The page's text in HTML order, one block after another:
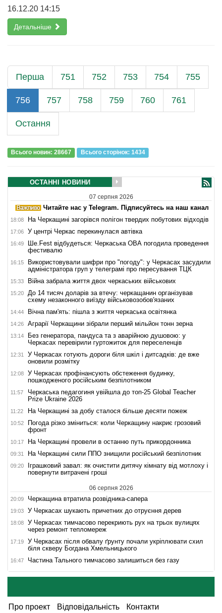
16.12.20 14:15
Детальніше
Перша 751 752 753 754 755
756 757 758 759 760 761
Остання
Всього новин: 28667 Всього сторiнок: 1434
ОСТАННІ НОВИНИ
07 серпня 2026
Читайте нас у Telegram. Підписуйтесь на наш канал
18:08 На Черкащині загорівся полігон твердих побутових відходів
17:06 У центрі Черкас перекинулася автівка
16:49
Ше.Fest відбудеться: Черкаська ОВА погодила проведення
фестивалю
16:15
Використовували шифри про "погоду": у Черкасах засудили
адміністратора груп у телеграмі про пересування ТЦК
15:33 Війна забрала життя двох черкаських військових
15:20
До 14 тисяч доларів за втечу: черкащанин організував
схему незаконного виїзду військовозобов'язаних
14:44 Вічна пам'ять: пішла з життя черкаська освітянка
14:26 Аграрії Черкащини зібрали перший мільйон тонн зерна
13:14
Без генератора, пандуса та з аварійною душовою: у
Черкасах перевірили гуртожиток для переселенців
12:31
У Черкасах готують дороги біля шкіл і дитсадків: де вже
оновили розмітку
12:08
У Черкасах профінансують обстеження будинку,
пошкодженого російським безпілотником
11:57
Черкаська педагогиня увійшла до топ-25 Global Teacher
Prize Ukraine 2026
11:22 На Черкащині за добу сталося більше десяти пожеж
10:52
Погода різко зміниться: коли Черкащину накриє грозовий
фронт
10:17 На Черкащині провели в останню путь прикордонника
09:31 На Черкащині сили ППО знищили російський безпілотник
09:20
Іграшковий завал: як очистити дитячу кімнату від мотлоху і
повернути витрачені гроші
06 серпня 2026
20:09 Черкащина втратила розвідника-сапера
19:03 У Черкасах шукають причетних до отруєння дерев
18:08
У Черкасах тимчасово перекриють рух на трьох вулицях
через ремонт тепломереж
17:19
У Черкасах після обвалу ґрунту почали укріплювати схил
біля скверу Богдана Хмельницького
16:47 Частина Тального тимчасово залишиться без газу
Про проект Відповідальність Контакти